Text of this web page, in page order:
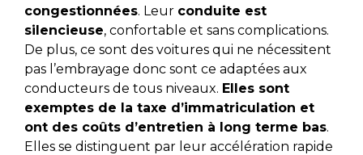
congestionnées. Leur conduite est
silencieuse, confortable et sans complications.
De plus, ce sont des voitures qui ne nécessitent
pas l’embrayage donc sont ce adaptées aux
conducteurs de tous niveaux. Elles sont
exemptes de la taxe d’immatriculation et
ont des coûts d’entretien à long terme bas.
Elles se distinguent par leur accélération rapide